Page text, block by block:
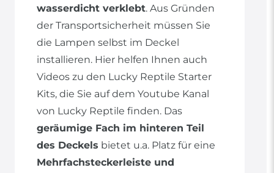
wasserdicht verklebt. Aus Gründen
der Transportsicherheit müssen Sie
die Lampen selbst im Deckel
installieren. Hier helfen Ihnen auch
Videos zu den Lucky Reptile Starter
Kits, die Sie auf dem Youtube Kanal
von Lucky Reptile finden. Das
geräumige Fach im hinteren Teil
des Deckels bietet u.a. Platz für eine
Mehrfachsteckerleiste und